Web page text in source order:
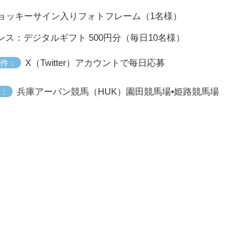
ッキーサイン入りフォトフレーム（1名様）
ス：デジタルギフト 500円分（毎日10名様）
： X（Twitter）アカウントで毎日応募
兵庫アーバン競馬（HUK）園田競馬場•姫路競馬場